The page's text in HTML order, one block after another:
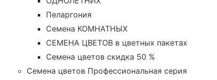
Пеларгония
Семена КОМНАТНЫХ
СЕМЕНА ЦВЕТОВ в цветных пакетах
Семена цветов скидка 50 %
Семена цветов Профессиональная серия